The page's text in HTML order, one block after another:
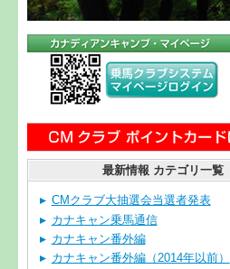
最新情報 カテゴリ一覧
CMクラブ大抽選会当選者発表
カナキャン乗馬通信
カナキャン番外編
カナキャン番外編（2014年以前）